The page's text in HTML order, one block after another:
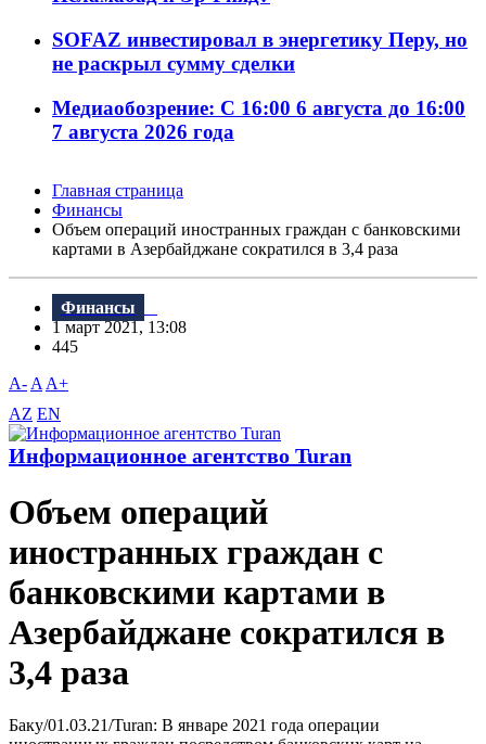
SOFAZ инвестировал в энергетику Перу, но
не раскрыл сумму сделки
Медиаобозрение: С 16:00 6 августа до 16:00
7 августа 2026 года
Главная страница
Финансы
Объем операций иностранных граждан с банковскими
картами в Азербайджане сократился в 3,4 раза
Финансы
1 март 2021, 13:08
445
A- A A+
AZ EN
Информационное агентство Turan
Объем операций
иностранных граждан с
банковскими картами в
Азербайджане сократился в
3,4 раза
Баку/01.03.21/Turan: В январе 2021 года операции